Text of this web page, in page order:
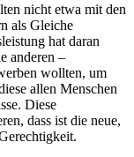
nicht etwa mit den
als Gleiche
hat daran
anderen –
wollten, um
allen Menschen
Diese
dass ist die neue,